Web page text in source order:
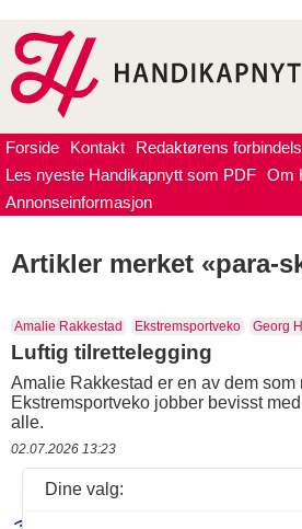
Forside Kontakt
Redaktørens
Les nyeste Handikapnytt som PDF Om
Annonseinformasjon
Artikler merket «para-
Amalie Rakkestad Ekstremsportveko Georg
Luftig tilrettelegging
Amalie Rakkestad er en av dem som
Ekstremsportveko jobber bevisst
alle.
02.07.2026 13:23
Dine valg: